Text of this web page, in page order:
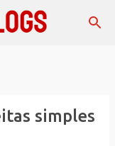
simples